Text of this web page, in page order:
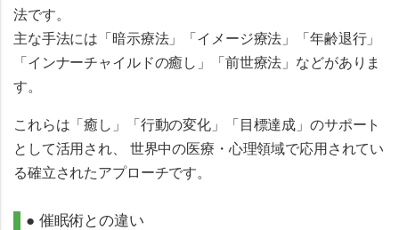
法です。
主な手法には「暗示療法」「イメージ療法」「年齢退行」
「インナーチャイルドの癒し」「前世療法」などがありま
す。
これらは「癒し」「行動の変化」「目標達成」のサポート
として活用され、 世界中の医療・心理領域で応用されてい
る確立されたアプローチです。
● 催眠術との違い